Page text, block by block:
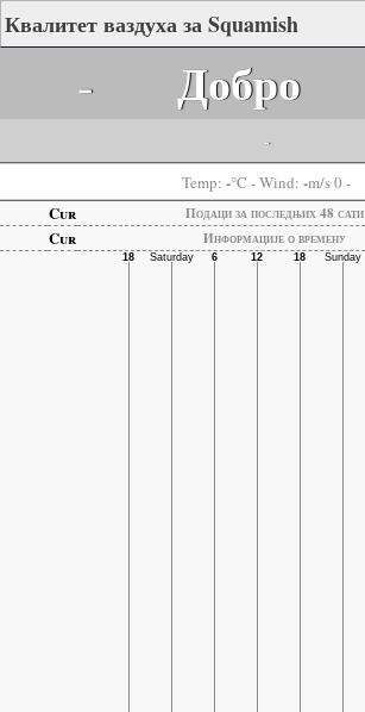
Квалитет ваздуха за Squamish
- Добро
-
Temp: -°C - Wind: -m/s 0 -
Cur
Подаци за последњих 48 сати
Cur
Информације о времену